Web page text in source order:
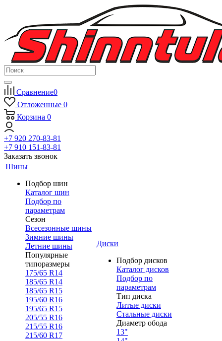
Сравнение0
Отложенные 0
Корзина 0
+7 920 270-83-81
+7 910 151-83-81
Заказать звонок
Шины
Подбор шин
Каталог шин
Подбор по
параметрам
Сезон
Всесезонные шины
Зимние шины
Летние шины
Популярные
типоразмеры
175/65 R14
185/65 R14
185/65 R15
195/60 R16
195/65 R15
205/55 R16
215/55 R16
215/60 R17
Диски
Подбор дисков
Каталог дисков
Подбор по
параметрам
Тип диска
Литые диски
Стальные диски
Диаметр обода
13"